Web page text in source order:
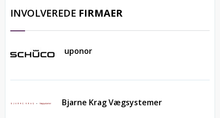
INVOLVEREDE FIRMAER
uponor
Bjarne Krag Vægsystemer